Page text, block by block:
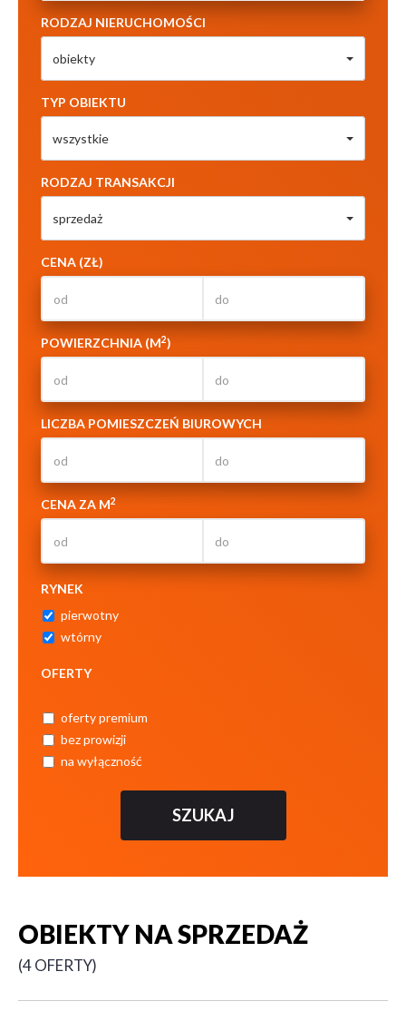
RODZAJ NIERUCHOMOŚCI
obiekty
TYP OBIEKTU
wszystkie
RODZAJ TRANSAKCJI
sprzedaż
CENA (ZŁ)
POWIERZCHNIA (M2)
LICZBA POMIESZCZEŃ BIUROWYCH
CENA ZA M2
RYNEK
pierwotny
wtórny
OFERTY
oferty premium
bez prowizji
na wyłączność
OBIEKTY NA SPRZEDAŻ
4 OFERTY